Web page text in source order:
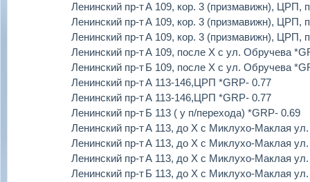
Ленинский пр-тА 109, кор. 3 (призмавижн), ЦРП,
Ленинский пр-тА 109, кор. 3 (призмавижн), ЦРП,
Ленинский пр-тА 109, кор. 3 (призмавижн), ЦРП,
Ленинский пр-тА 109, после Х с ул. Обручева
Ленинский пр-тБ 109, после Х с ул. Обручева
Ленинский пр-тА 113-146,ЦРП *GRP- 0.77
Ленинский пр-тА 113-146,ЦРП *GRP- 0.77
Ленинский пр-тБ 113 ( у п/перехода) *GRP- 0.69
Ленинский пр-тА 113, до Х с Миклухо-Маклая
Ленинский пр-тА 113, до Х с Миклухо-Маклая
Ленинский пр-тА 113, до Х с Миклухо-Маклая
Ленинский пр-тБ 113, до Х с Миклухо-Маклая